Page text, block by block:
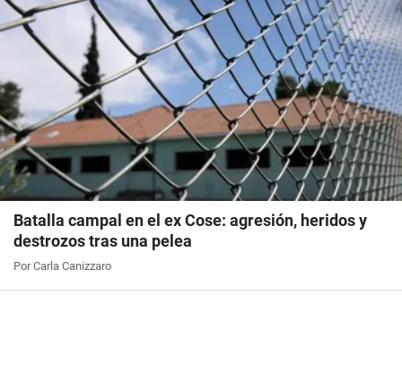
Batalla campal en el ex Cose: agresión, heridos y
destrozos tras una pelea
Por Carla Canizzaro